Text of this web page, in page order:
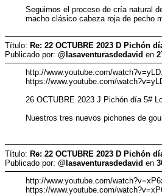
Seguimos el proceso de cría natural
macho clásico cabeza roja de pecho
Título: Re: 22 OCTUBRE 2023 D Pichón
Publicado por: @lasaventurasdedavid en
http://www.youtube.com/
https://www.youtube.com/
26 OCTUBRE 2023 J Pichón día 5#
Nuestros tres nuevos pichones de
Título: Re: 22 OCTUBRE 2023 D Pichón
Publicado por: @lasaventurasdedavid en
http://www.youtube.com/
https://www.youtube.com/